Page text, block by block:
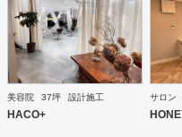
多様な請負形態が可
な素材を用いた制
縁な特定防火設備
とも可能です。
https://
込む空間 https://
美容院 37坪 設計施工
HACO+
サロン